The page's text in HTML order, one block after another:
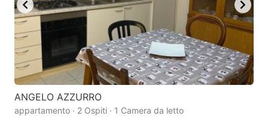
ANGELO AZZURRO
appartamento · 2 Ospiti · 1 Camera da letto